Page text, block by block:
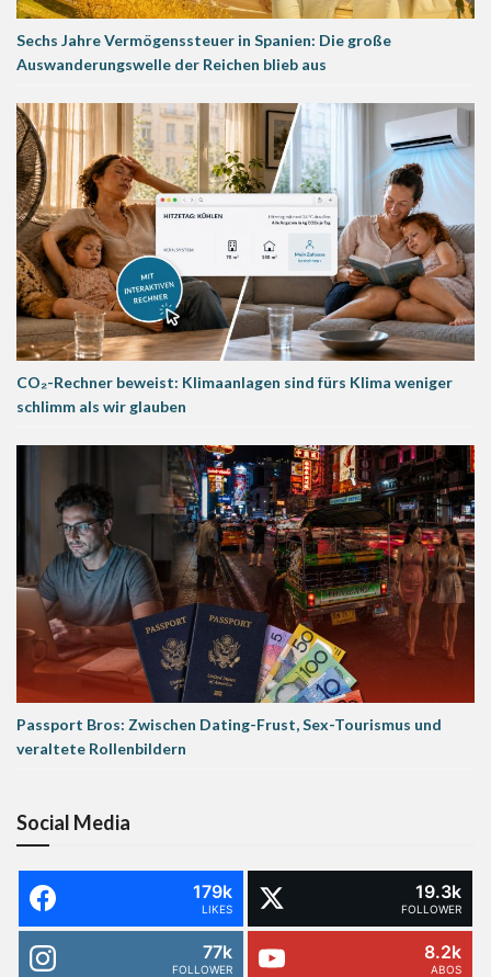
Sechs Jahre Vermögenssteuer in Spanien: Die große
Auswanderungswelle der Reichen blieb aus
CO₂-Rechner beweist: Klimaanlagen sind fürs Klima weniger
schlimm als wir glauben
Passport Bros: Zwischen Dating-Frust, Sex-Tourismus und
veraltete Rollenbildern
Social Media
179k
LIKES
19.3k
FOLLOWER
77k
FOLLOWER
8.2k
ABOS